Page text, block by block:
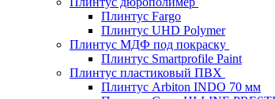
Плинтус Fargo
Плинтус UHD Polymer
Плинтус МДФ под покраску
Плинтус Smartprofile Paint
Плинтус пластиковый ПВХ
Плинтус Arbiton INDO 70 мм